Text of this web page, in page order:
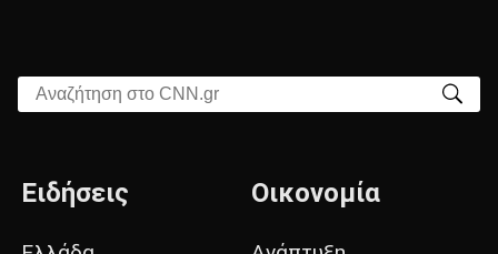
Αναζήτηση στο CNN.gr
Ειδήσεις Οικονομία